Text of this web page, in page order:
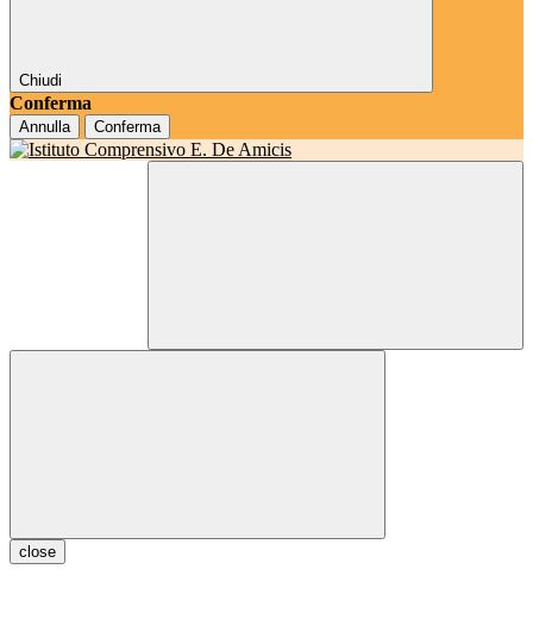
Chiudi
Conferma
Annulla Conferma
close